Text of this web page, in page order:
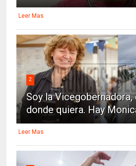
Leer Mas
2
Soy la
donde quiera. Hay
Leer Mas